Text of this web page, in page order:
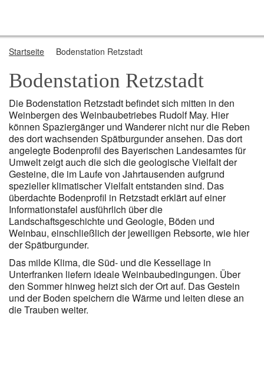
Startseite
Mitmachen
Startseite Bodenstation Retzstadt
Bodenstation Retzstadt
Die Bodenstation Retzstadt befindet sich mitten in den
Weinbergen des Weinbaubetriebes Rudolf May. Hier
können Spaziergänger und Wanderer nicht nur die Reben
des dort wachsenden Spätburgunder ansehen. Das dort
angelegte Bodenprofil des Bayerischen Landesamtes für
Umwelt zeigt auch die sich die geologische Vielfalt der
Gesteine, die im Laufe von Jahrtausenden aufgrund
spezieller klimatischer Vielfalt entstanden sind. Das
überdachte Bodenprofil in Retzstadt erklärt auf einer
Informationstafel ausführlich über die
Landschaftsgeschichte und Geologie, Böden und
Weinbau, einschließlich der jeweiligen Rebsorte, wie hier
der Spätburgunder.
Das milde Klima, die Süd- und die Kessellage in
Unterfranken liefern ideale Weinbaubedingungen. Über
den Sommer hinweg heizt sich der Ort auf. Das Gestein
und der Boden speichern die Wärme und leiten diese an
die Trauben weiter.